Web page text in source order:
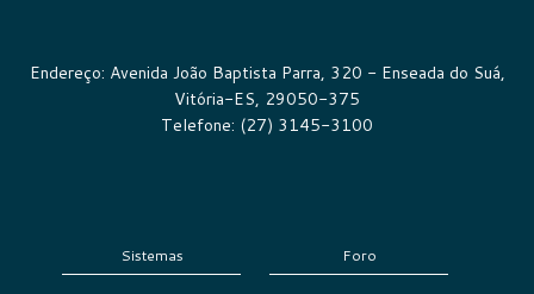
Endereço: Avenida João Baptista Parra, 320 - Enseada do Suá,
Vitória-ES, 29050-375
Telefone: (27) 3145-3100
Sistemas Foro